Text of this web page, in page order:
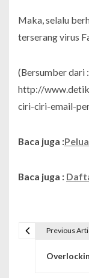
Maka, selalu
terserang virus
(Bersumber dari :
http://
ciri-ciri-email-
Baca juga :
Baca juga :
Previous